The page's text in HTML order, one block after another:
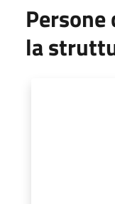
Persone
la